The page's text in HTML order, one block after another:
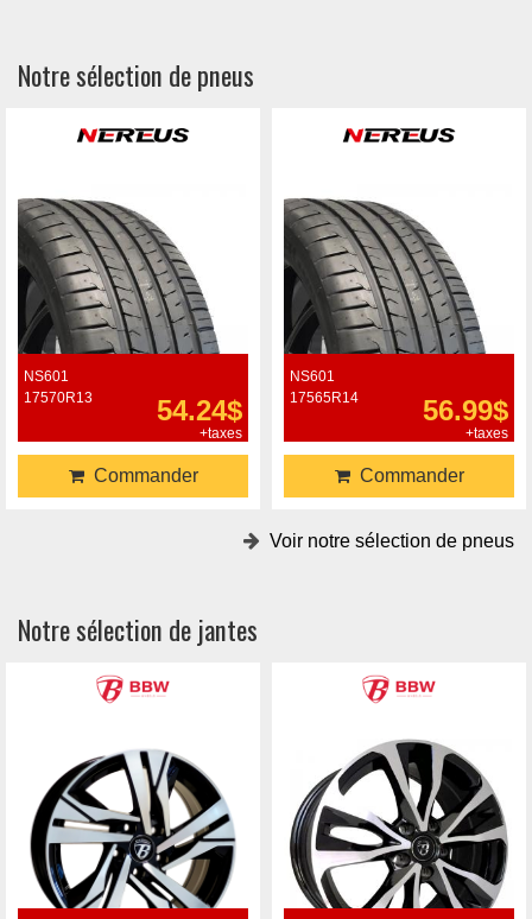
Notre sélection de pneus
NS601
17570R13
54.24$
+taxes
Commander
NS601
17565R14
56.99$
+taxes
Commander
Voir notre sélection de pneus
Notre sélection de jantes